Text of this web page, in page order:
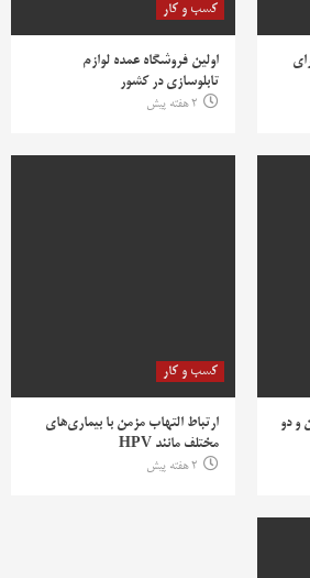
کسب و کار
اولین فروشگاه عمده لوازم
تابلوسازی در کشور
2 هفته پیش
و دو
کسب و کار
ارتباط التهاب مزمن با بیماری‌های
مختلف مانند HPV
2 هفته پیش